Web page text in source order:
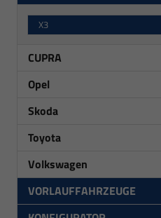
X3
CUPRA
Opel
Skoda
Toyota
Volkswagen
VORLAUFFAHRZEUGE